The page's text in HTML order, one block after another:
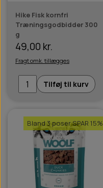
Hike Fisk kornfri
Træningsgodbidder 300
g
49,00 kr.
Fragt omk. tillægges
Tilføj til kurv
Bland 3 poser SPAR 15%